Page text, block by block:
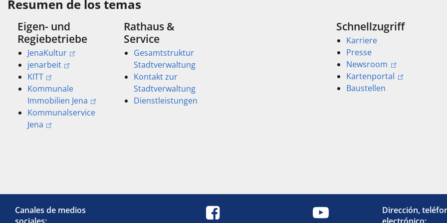
Resumen de los temas
Eigen- und
Regiebetriebe
JenaKultur
jenarbeit
KITT
Kommunale
Immobilien Jena
Kommunalservice
Jena
Rathaus &
Service
Gesamtstruktur
Stadtverwaltung
Kontakt zur
Stadtverwaltung
Dienstleistungen
Schnellzugriff
Karriere
Presse
Newsroom
Kartenportal
Baustellen
Canales de medios
Dirección,